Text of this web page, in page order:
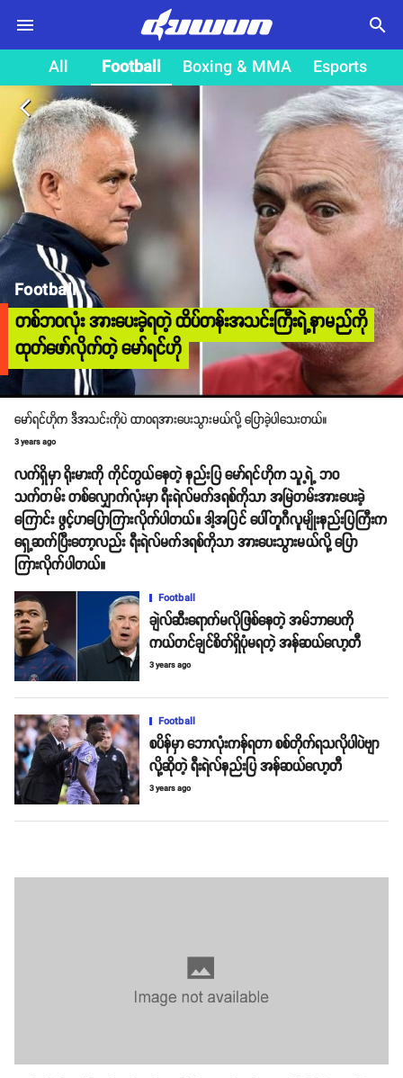
search
All Football Boxing & MMA Esports
arrow_back_ios
Football
တစ်ဘဝလုံး အားပေးခဲ့ရတဲ့ ထိပ်တန်းအသင်းကြီးရဲ့နာမည်ကို
ထုတ်ဖော်လိုက်တဲ့ မော်ရင်ဟို
မော်ရင်ဟိုက ဒီအသင်းကိုပဲ ထာဝရအားပေးသွားမယ်လို့ ပြောခဲ့ပါသေးတယ်။
3 years ago
လက်ရှိမှာ ရိုးမားကို ကိုင်တွယ်နေတဲ့ နည်းပြ မော်ရင်ဟိုက သူ့ရဲ့ ဘဝ
သက်တမ်း တစ်လျှောက်လုံးမှာ ရီးရဲလ်မက်ဒရစ်ကိုသာ အမြဲတမ်းအားပေးခဲ့
ကြောင်း ဖွင့်ဟပြောကြားလိုက်ပါတယ်။ ဒါ့အပြင် ပေါ်တူဂီလူမျိုးနည်းပြကြီးက
ရှေ့ဆက်ပြီးတော့လည်း ရီးရဲလ်မက်ဒရစ်ကိုသာ အားပေးသွားမယ်လို့ ပြော
ကြားလိုက်ပါတယ်။
Football
ချဲလ်ဆီးရောက်မလိုဖြစ်နေတဲ့ အမ်ဘာပေကို
ကယ်တင်ချင်စိတ်ရှိပုံမရတဲ့ အန်ဆယ်လော့တီ
3 years ago
Football
စပိန်မှာ ဘောလုံးကန်ရတာ စစ်တိုက်ရသလိုပါပဲဗျာ
လို့ဆိုတဲ့ ရီးရဲလ်နည်းပြ အန်ဆယ်လော့တီ
3 years ago